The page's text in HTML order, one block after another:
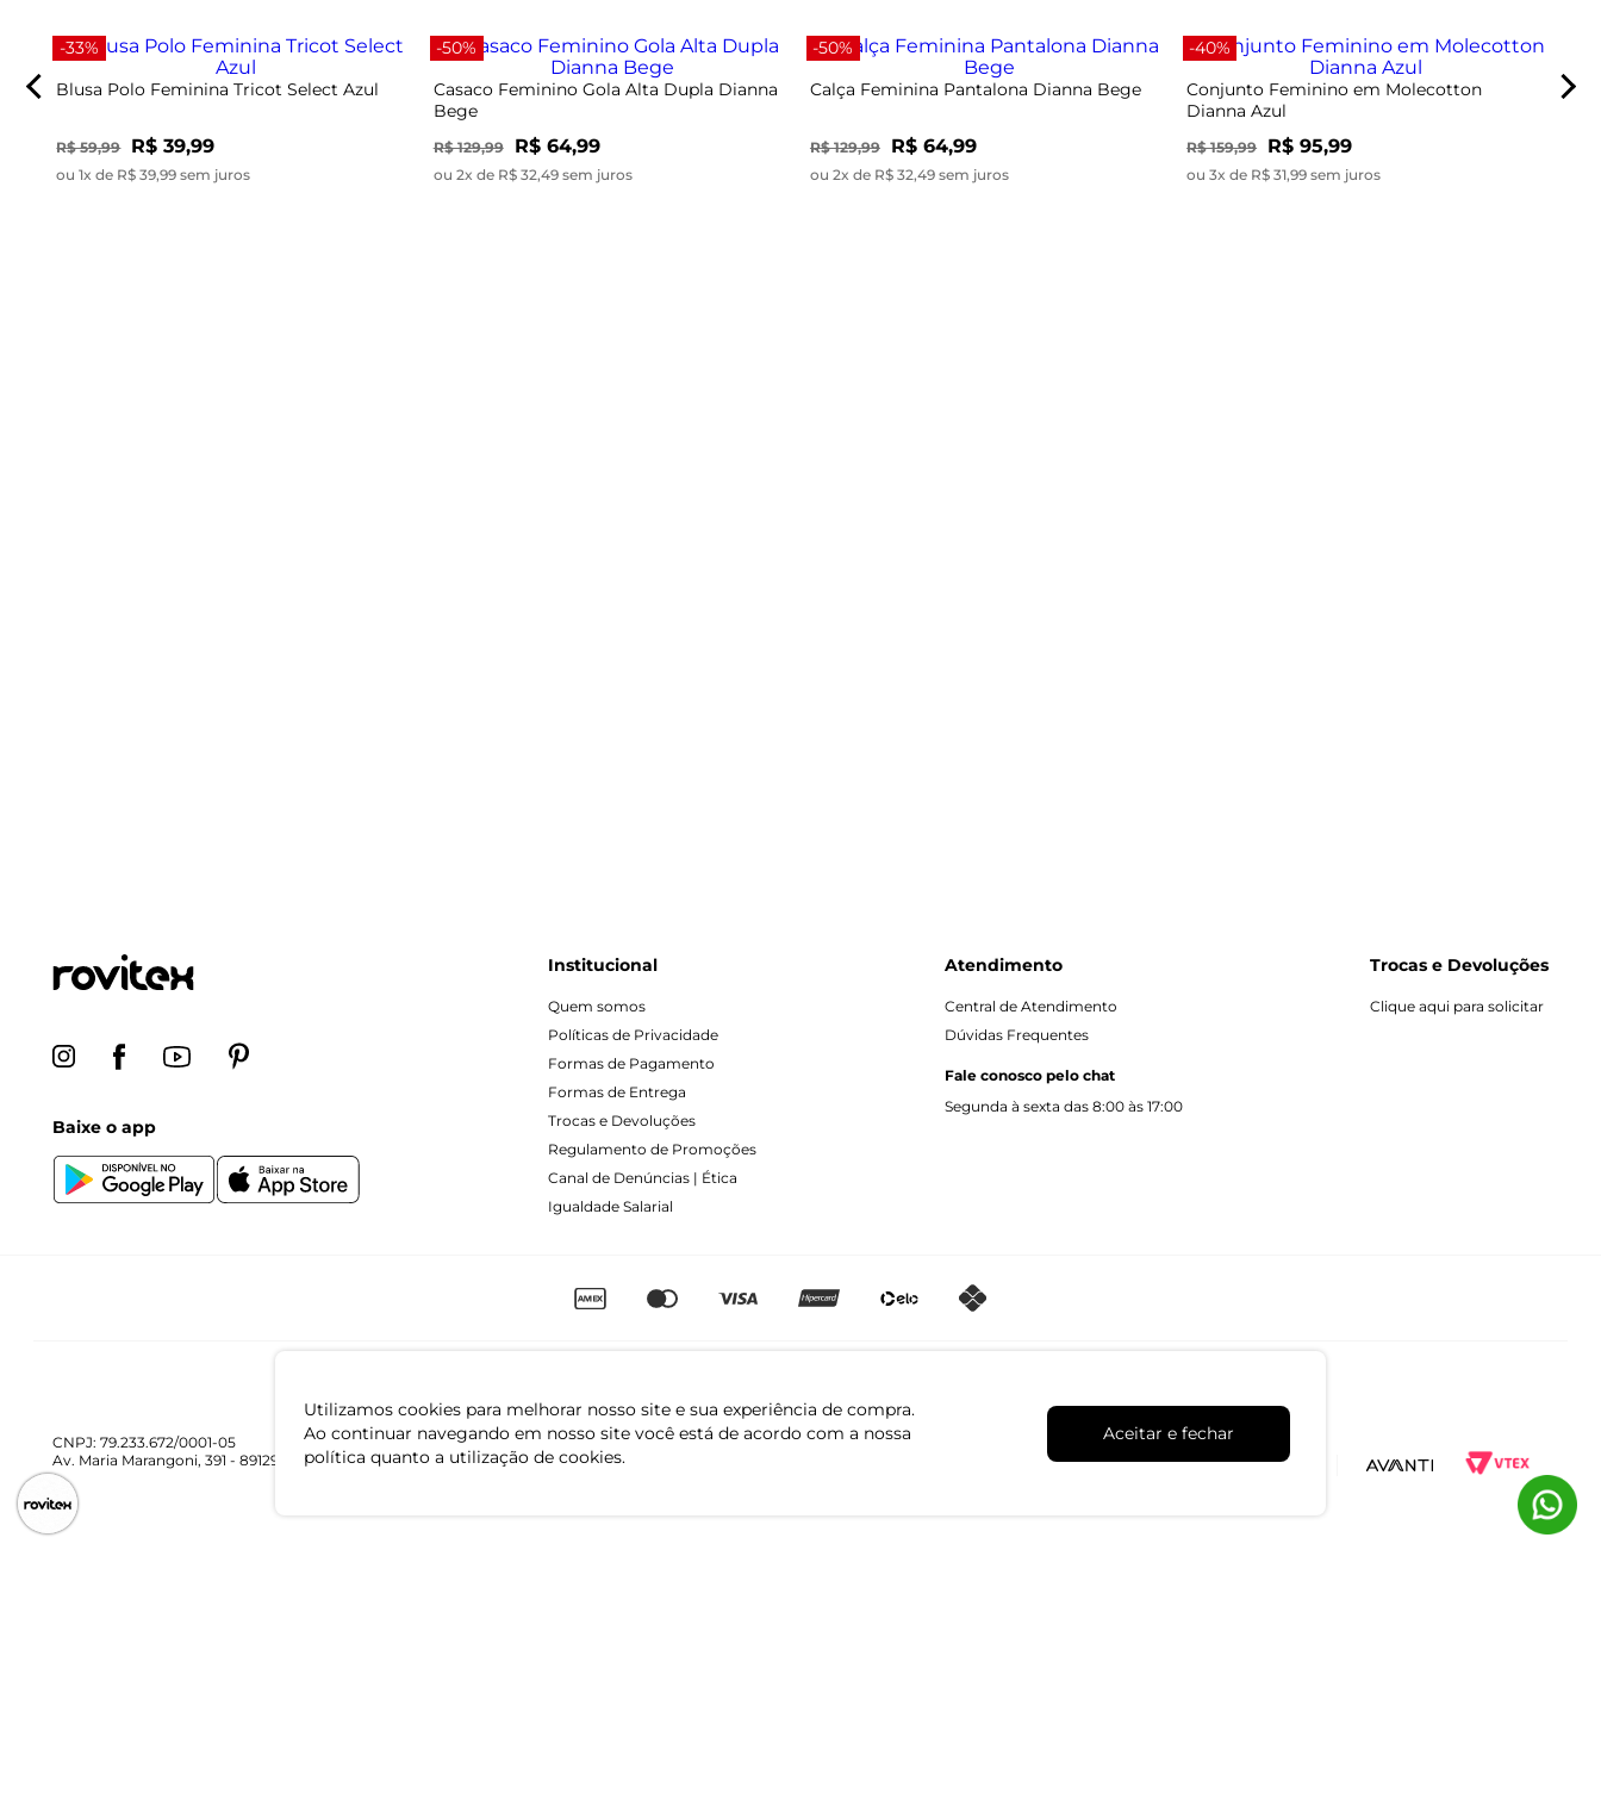
Utilizamos cookies para melhorar nosso site e sua experiência de compra.
Ao continuar navegando em nosso site você está de acordo com a nossa
política quanto a utilização de cookies.
Aceitar e fechar
-33%
Blusa Polo Feminina Tricot Select Azul
R$ 59,99 R$ 39,99
ou 1x de R$ 39,99 sem juros
-50%
Casaco Feminino Gola Alta Dupla Dianna
Bege
R$ 129,99 R$ 64,99
ou 2x de R$ 32,49 sem juros
-50%
Calça Feminina Pantalona Dianna Bege
R$ 129,99 R$ 64,99
ou 2x de R$ 32,49 sem juros
-40%
Conjunto Feminino em Molecotton
Dianna Azul
R$ 159,99 R$ 95,99
ou 3x de R$ 31,99 sem juros
Baixe o app
Institucional
Quem somos
Políticas de Privacidade
Formas de Pagamento
Formas de Entrega
Trocas e Devoluções
Regulamento de Promoções
Canal de Denúncias | Ética
Igualdade Salarial
Atendimento
Central de Atendimento
Dúvidas Frequentes
Fale conosco pelo chat
Segunda à sexta das 8:00 às 17:00
Trocas e Devoluções
Clique aqui para solicitar
CNPJ: 79.233.672/0001-05
Av. Maria Marangoni, 391 - 89129-080 - Luiz Alves - SC